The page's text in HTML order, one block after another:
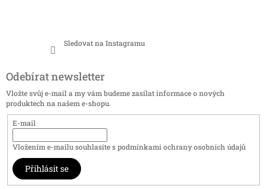
Sledovat na Instagramu
Odebírat newsletter
Vložte svůj e-mail a my vám budeme zasílat informace o nových
produktech na našem e-shopu.
E-mail
Vložením e-mailu souhlasíte spodmínkami ochrany osobních údajů
Přihlásit se